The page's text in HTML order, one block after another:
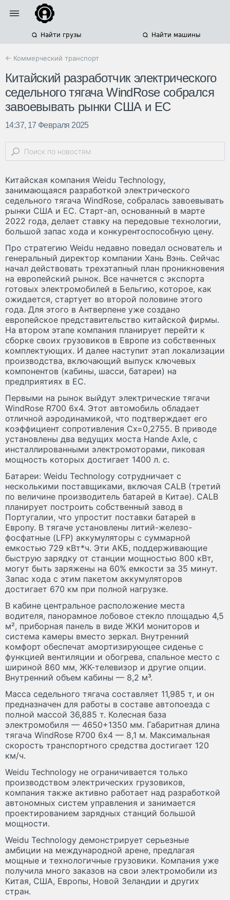
Найти грузы Найти машины
← Коммерческий транспорт
Китайский разработчик электрического
седельного тягача WindRose собрался
завоевывать рынки США и ЕС
14:37, 17 Февраля 2025
Китайская компания Weidu Technology,
занимающаяся разработкой электрического
седельного тягача WindRose, собралась завоевывать
рынки США и ЕС. Старт-ап, основанный в марте
2022 года, делает ставку на передовые технологии,
большой запас хода и конкурентоспособную цену.
Про стратегию Weidu недавно поведал основатель и
генеральный директор компании Хань Вэнь. Сейчас
начал действовать трехэтапный план проникновения
на европейский рынок. Все начнется с экспорта
готовых электромобилей в Бельгию, которое, как
ожидается, стартует во второй половине этого
года. Для этого в Антверпене уже создано
европейское представительство китайской фирмы.
На втором этапе компания планирует перейти к
сборке своих грузовиков в Европе из собственных
комплектующих. И далее наступит этап локализации
производства, включающий выпуск ключевых
компонентов (кабины, шасси, батареи) на
предприятиях в ЕС.
Первыми на рынок выйдут электрические тягачи
WindRose R700 6х4. Этот автомобиль обладает
отличной аэродинамикой, что подтверждает его
коэффициент сопротивления Cx=0,2755. В приводе
установлены два ведущих моста Hande Axle, с
инсталлированными электромоторами, пиковая
мощность которых достигает 1400 л. с.
Батареи: Weidu Technology сотрудничает с
несколькими поставщиками, включая CALB (третий
по величине производитель батарей в Китае). CALB
планирует построить собственный завод в
Португалии, что упростит поставки батарей в
Европу. В тягаче установлены литий-железо-
фосфатные (LFP) аккумуляторы с суммарной
емкостью 729 кВт*ч. Эти АКБ, поддерживающие
быструю зарядку от станции мощностью 800 кВт,
могут быть заряжены на 60% емкости за 35 минут.
Запас хода с этим пакетом аккумуляторов
достигает 670 км при полной нагрузке.
В кабине центральное расположение места
водителя, панорамное лобовое стекло площадью 4,5
м², приборная панель в виде ЖКИ мониторов и
система камеры вместо зеркал. Внутренний
комфорт обеспечат амортизирующее сиденье с
функцией вентиляции и обогрева, спальное место с
шириной 860 мм, ЖК-телевизор и другие опции.
Внутренний объем кабины — 8,2 м³.
Масса седельного тягача составляет 11,985 т, и он
предназначен для работы в составе автопоезда с
полной массой 36,885 т. Колесная база
электромобиля — 4650+1350 мм. Габаритная длина
тягача WindRose R700 6х4 — 8,1 м. Максимальная
скорость транспортного средства достигает 120
км/ч.
Weidu Technology не ограничивается только
производством электрических грузовиков,
компания также активно работает над разработкой
автономных систем управления и занимается
проектированием зарядных станций большой
мощности.
Weidu Technology демонстрирует серьезные
амбиции на международной арене, предлагая
мощные и технологичные грузовики. Компания уже
получила много заказов на свои электромобили из
Китая, США, Европы, Новой Зеландии и других
стран.